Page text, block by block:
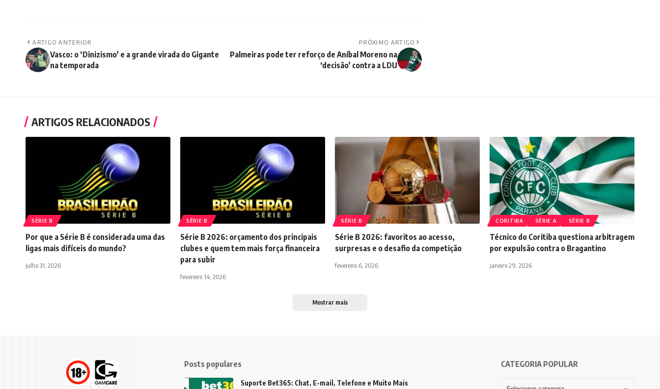
ARTIGO ANTERIOR
Vasco: o ‘Dinizismo’ e a grande virada do Gigante
na temporada
PRÓXIMO ARTIGO
Palmeiras pode ter reforço de Aníbal Moreno na
‘decisão’ contra a LDU
ARTIGOS RELACIONADOS
SÉRIE B
Por que a Série B é considerada uma das
ligas mais difíceis do mundo?
julho 31, 2026
SÉRIE B
Série B 2026: orçamento dos principais
clubes e quem tem mais força financeira
para subir
fevereiro 14, 2026
SÉRIE B
Série B 2026: favoritos ao acesso,
surpresas e o desafio da competição
fevereiro 6, 2026
CORITIBA SÉRIE A SÉRIE B
Técnico do Coritiba questiona arbitragem
por expulsão contra o Bragantino
janeiro 29, 2026
Mostrar mais
Posts populares
Suporte Bet365: Chat, E-mail, Telefone e Muito Mais
CATEGORIA POPULAR